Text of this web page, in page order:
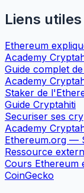
Liens utiles
Ethereum
Academy
Guide complet
Academy
Staker de
Guide Cryptahiti
Securiser ses
Academy
Ethereum.org —
Ressource
Cours Ethereum
CoinGecko